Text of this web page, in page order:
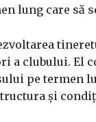
lung care să
a clubului. El
pe termen
și